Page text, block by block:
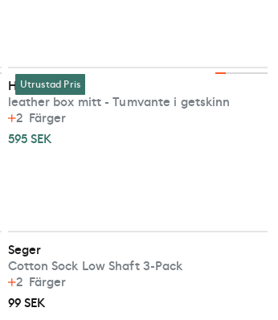
Utrustad Pris
Hestra
leather box mitt - Tumvante i getskinn
2 Färger
595 SEK
Seger
Cotton Sock Low Shaft 3-Pack
2 Färger
99 SEK